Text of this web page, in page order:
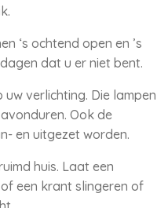
‘s ochtend open en ’s
dat u er niet bent.
verlichting. Die lampen
Ook de
en uitgezet worden.
huis. Laat een
een krant slingeren of